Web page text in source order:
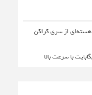
پردازنده معرفی‌نشده 6 هسته‌ای از سری کراکن